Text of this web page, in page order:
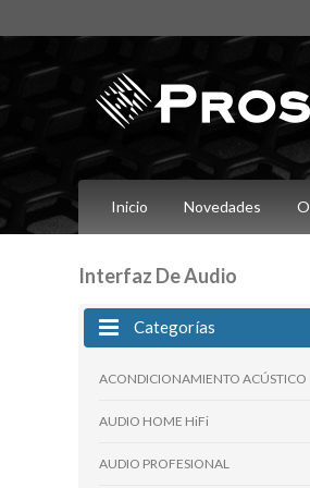
Inicio Novedades
Interfaz De Audio
Categorías
ACONDICIONAMIENTO ACÚSTICO
AUDIO HOME HiFi
AUDIO PROFESIONAL